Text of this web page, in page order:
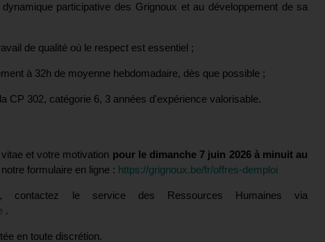
participative des Grignoux et au développement de sa
de qualité où le respect est essentiel ;
à 32h de moyenne hebdomadaire, dès que possible ;
CP 302, catégorie 6, 3 années d'expérience valorisable.
et votre motivation pour le dimanche 7 juin 2026 à minuit au
formulaire en ligne : https://grignoux.be/fr/offres-demploi
contactez le service des Ressources Humaines via
.
en toute discrétion.